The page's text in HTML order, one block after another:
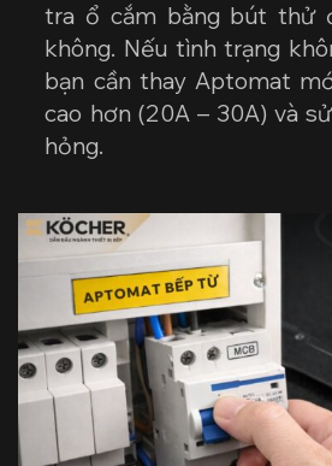
tra ổ cắm bằng bút thử
không. Nếu tình trạng
bạn cần thay Aptomat
cao hơn (20A – 30A) và
hỏng.